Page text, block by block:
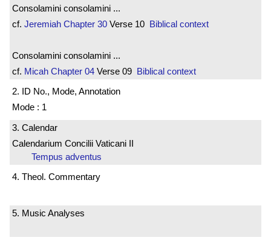
Consolamini consolamini ...
cf. Jeremiah Chapter 30 Verse 10 Biblical context
Consolamini consolamini ...
cf. Micah Chapter 04 Verse 09 Biblical context
2. ID No., Mode, Annotation
Mode : 1
3. Calendar
Calendarium Concilii Vaticani II
Tempus adventus
4. Theol. Commentary
5. Music Analyses